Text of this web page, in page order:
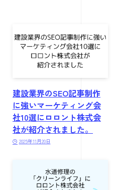
建設業界のSEO記事制作
に強いマーケティング会
社10選にロロント株式会
社が紹介されました。
2025年11月20日